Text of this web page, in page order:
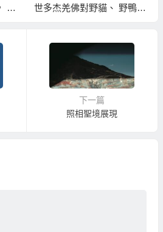
以
世多杰羌佛對野貓、 野鴨等
下一篇
照相聖境展現